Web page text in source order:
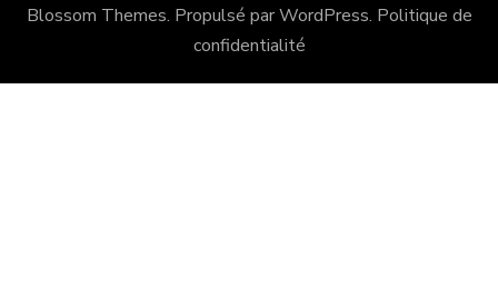
Blossom Themes. Propulsé parWordPress. Politique de
confidentialité